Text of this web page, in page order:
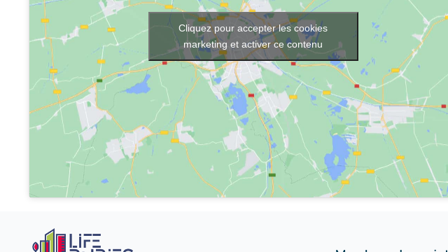
Cliquez pour accepter les cookies
marketing et activer ce contenu